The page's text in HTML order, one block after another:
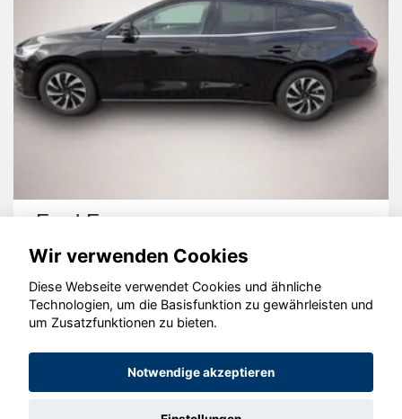
Ford Focus
© konjunkturmotor.de GmbH 2020 - 2026
Wir verwenden Cookies
Diese Webseite verwendet Cookies und ähnliche
Technologien, um die Basisfunktion zu gewährleisten und
um Zusatzfunktionen zu bieten.
Notwendige akzeptieren